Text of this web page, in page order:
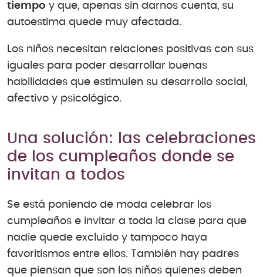
tiempo y que, apenas sin darnos cuenta, su
autoestima quede muy afectada.
Los niños necesitan relaciones positivas con sus
iguales para poder desarrollar buenas
habilidades que estimulen su desarrollo social,
afectivo y psicológico.
Una solución: las celebraciones
de los cumpleaños donde se
invitan a todos
Se está poniendo de moda celebrar los
cumpleaños e invitar a toda la clase para que
nadie quede excluido y tampoco haya
favoritismos entre ellos. También hay padres
que piensan que son los niños quienes deben